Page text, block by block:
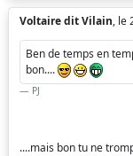
Voltaire dit Vilain, le
Ben de temps en
bon....
PJ
....mais bon tu ne